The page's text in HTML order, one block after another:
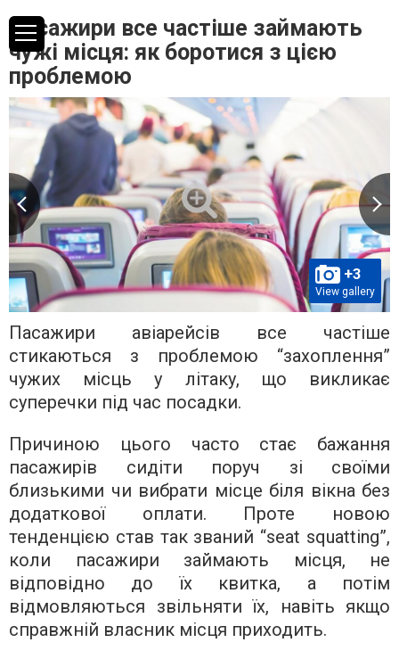
Пасажири все частіше займають
чужі місця: як боротися з цією
проблемою
+3
View gallery
Пасажири авіарейсів все частіше
стикаються з проблемою “захоплення”
чужих місць у літаку, що викликає
суперечки під час посадки.
Причиною цього часто стає бажання
пасажирів сидіти поруч зі своїми
близькими чи вибрати місце біля вікна без
додаткової оплати. Проте новою
тенденцією став так званий “seat squatting”,
коли пасажири займають місця, не
відповідно до їх квитка, а потім
відмовляються звільняти їх, навіть якщо
справжній власник місця приходить.